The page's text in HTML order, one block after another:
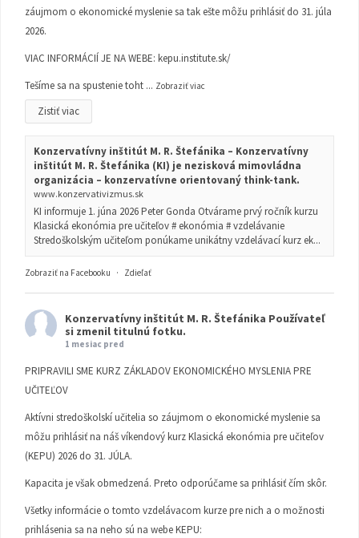
záujmom o ekonomické myslenie sa tak ešte môžu prihlásiť do 31. júla
2026.
VIAC INFORMÁCIÍ JE NA WEBE: kepu.institute.sk/
Tešíme sa na spustenie toht ... Zobraziť viac
Zistiť viac
Konzervatívny inštitút M. R. Štefánika – Konzervatívny
inštitút M. R. Štefánika (KI) je nezisková mimovládna
organizácia – konzervatívne orientovaný think-tank.
www.konzervativizmus.sk
KI informuje 1. júna 2026 Peter Gonda Otvárame prvý ročník kurzu
Klasická ekonómia pre učiteľov # ekonómia # vzdelávanie
Stredoškolským učiteľom ponúkame unikátny vzdelávací kurz ek...
Zobraziť na Facebooku · Zdieľať
Konzervatívny inštitút M. R. Štefánika Používateľ
si zmenil titulnú fotku.
1 mesiac pred
PRIPRAVILI SME KURZ ZÁKLADOV EKONOMICKÉHO MYSLENIA PRE
UČITEĽOV
Aktívni stredoškolskí učitelia so záujmom o ekonomické myslenie sa
môžu prihlásiť na náš víkendový kurz Klasická ekonómia pre učiteľov
(KEPU) 2026 do 31. JÚLA.
Kapacita je však obmedzená. Preto odporúčame sa prihlásiť čím skôr.
Všetky informácie o tomto vzdelávacom kurze pre nich a o možnosti
prihlásenia sa na neho sú na webe KEPU: